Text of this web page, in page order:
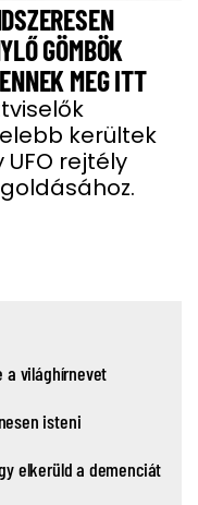
GÖMBÖK
MEG ITT
kerültek
UFO rejtély
a világhírnevet
isteni
elkerüld a demenciát